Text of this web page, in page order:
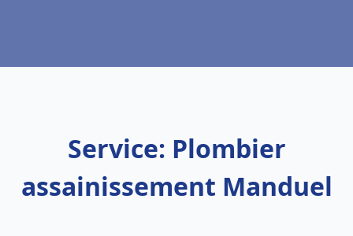
Service: Plombier
assainissement Manduel